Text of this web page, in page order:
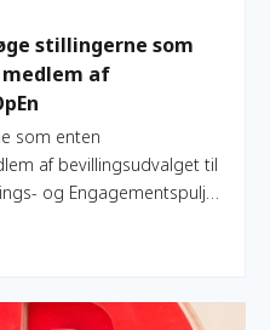
stillingerne som
af
som enten
af bevillingsudvalget til
og Engagementspulje
til bevillingsudvalg